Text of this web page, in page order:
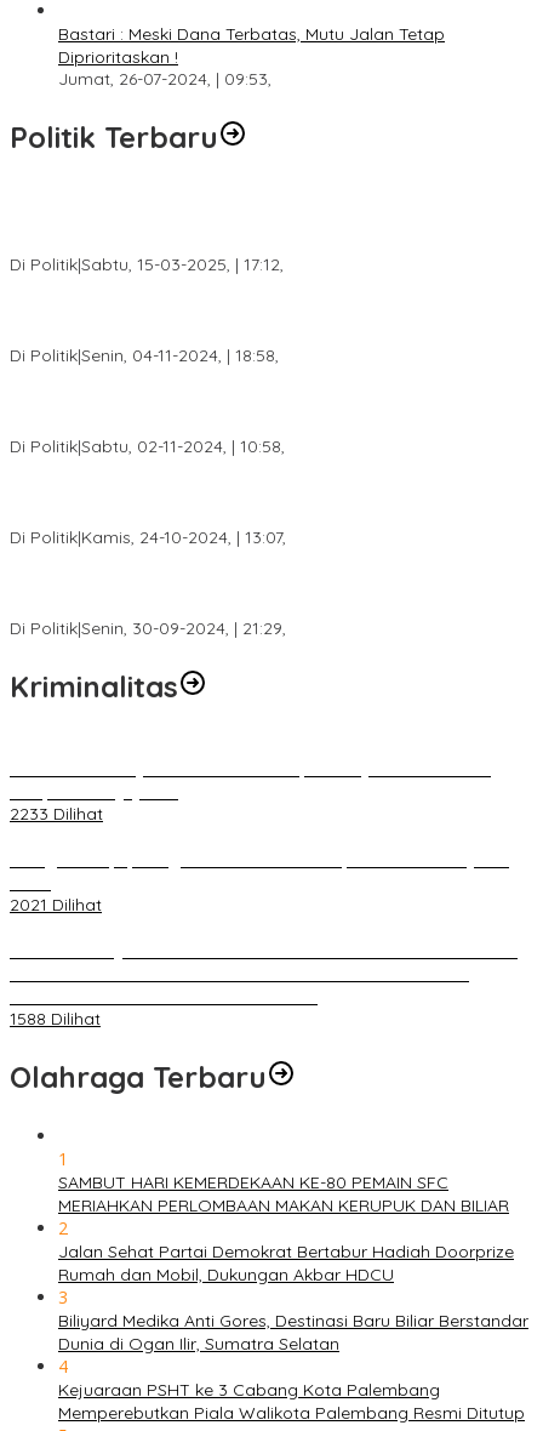
Bastari : Meski Dana Terbatas, Mutu Jalan Tetap
Diprioritaskan !
Jumat, 26-07-2024, | 09:53,
Politik Terbaru
Di Politik|Sabtu, 15-03-2025, | 17:12,
Di Politik|Senin, 04-11-2024, | 18:58,
Di Politik|Sabtu, 02-11-2024, | 10:58,
Di Politik|Kamis, 24-10-2024, | 13:07,
Di Politik|Senin, 30-09-2024, | 21:29,
Kriminalitas
2233 Dilihat
2021 Dilihat
1588 Dilihat
Olahraga Terbaru
1
SAMBUT HARI KEMERDEKAAN KE-80 PEMAIN SFC
MERIAHKAN PERLOMBAAN MAKAN KERUPUK DAN BILIAR
2
Jalan Sehat Partai Demokrat Bertabur Hadiah Doorprize
Rumah dan Mobil, Dukungan Akbar HDCU
3
Biliyard Medika Anti Gores, Destinasi Baru Biliar Berstandar
Dunia di Ogan Ilir, Sumatra Selatan
4
Kejuaraan PSHT ke 3 Cabang Kota Palembang
Memperebutkan Piala Walikota Palembang Resmi Ditutup